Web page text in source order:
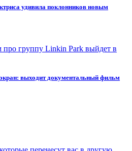
удивила поклонников новым
выходит документальный фильм